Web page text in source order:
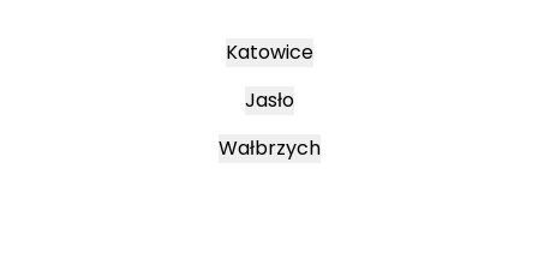
Katowice
Jasło
Wałbrzych